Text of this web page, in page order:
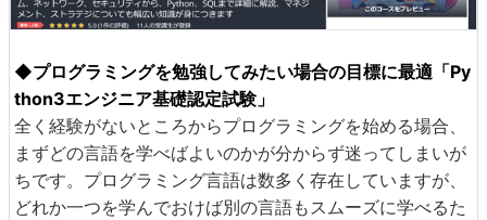
◆プログラミングを勉強してみたい場合の目標に最適「Py
thon3エンジニア基礎認定試験」
全く経験がないところからプログラミングを始める場合、
まずどの言語を学べばよいのかが分からず迷ってしまいが
ちです。プログラミング言語は数多く存在していますが、
どれか一つを学んでおけば別の言語もスムーズに学べるた